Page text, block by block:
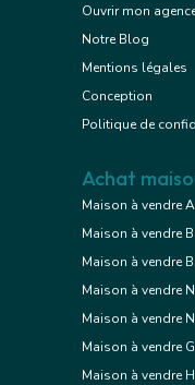
Ouvrir mon
Notre Blog
Mentions légales
Conception
Politique de
Achat
Maison à vendre
Maison à vendre
Maison à vendre
Maison à vendre
Maison à vendre
Maison à vendre
Maison à vendre